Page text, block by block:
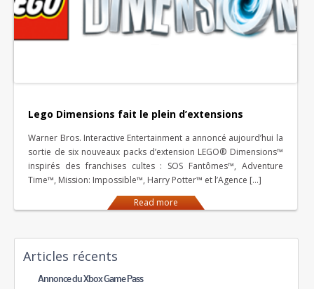
Lego Dimensions fait le plein d’extensions
Warner Bros. Interactive Entertainment a annoncé aujourd’hui la
sortie de six nouveaux packs d’extension LEGO® Dimensions™
inspirés des franchises cultes : SOS Fantômes™, Adventure
Time™, Mission: Impossible™, Harry Potter™ et l’Agence […]
Read more
Articles récents
Annonce du Xbox Game Pass